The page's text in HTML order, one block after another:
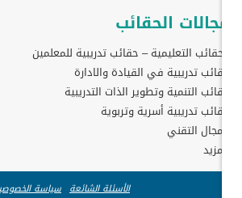
الحقائب
التعليمية – حقائب تدريبية للمعلمين
تدريبية في القيادة والادارة
التنمية وتطوير الذات التدريبية
تدريبية أسرية وتربوية
التقني
الأسئلة الشائعة سياسة الخصوصية